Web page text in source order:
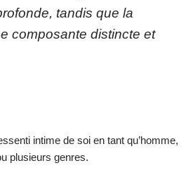
tandis que la
composante distincte et
intime de soi en tant qu’homme,
plusieurs genres.